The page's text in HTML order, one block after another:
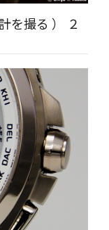
を撮る ） ２